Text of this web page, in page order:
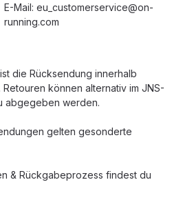
E-Mail: eu_customerservice@on-
running.com
die Rücksendung innerhalb
können alternativ im JNS-
abgegeben werden.
gelten gesonderte
& Rückgabeprozess findest du